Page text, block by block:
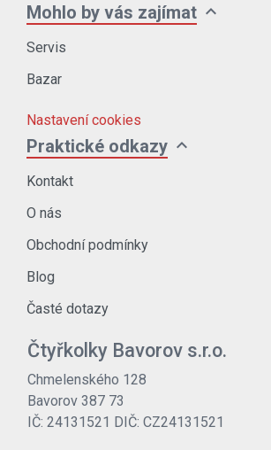
Mohlo by vás zajímat expand_more
Servis
Bazar
Nastavení cookies
Praktické odkazy expand_more
Kontakt
O nás
Obchodní podmínky
Blog
Časté dotazy
Čtyřkolky Bavorov s.r.o.
Chmelenského 128
Bavorov 387 73
IČ: 24131521 DIČ: CZ24131521